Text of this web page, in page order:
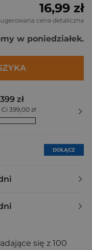
16,99 zł
cena detaliczna
w poniedziałek.
zł
399,00 zł
DOŁĄCZ
się z 100